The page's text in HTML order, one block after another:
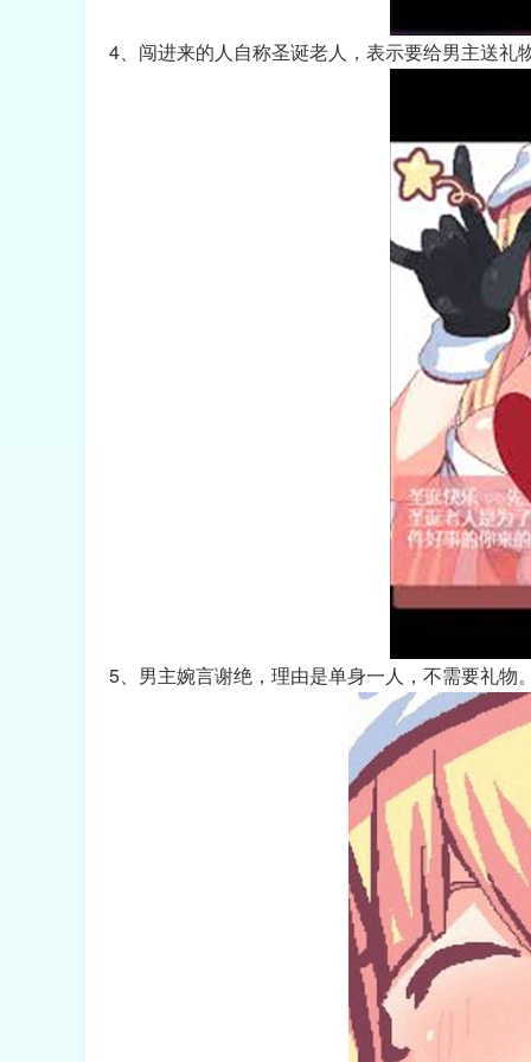
4、闯进来的人自称圣诞老人，表示要给男主送礼
5、男主婉言谢绝，理由是单身一人，不需要礼物